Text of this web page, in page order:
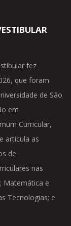
fez
que foram
de São
em
Curricular,
articula as
de
nas
Matemática e
Tecnologias; e